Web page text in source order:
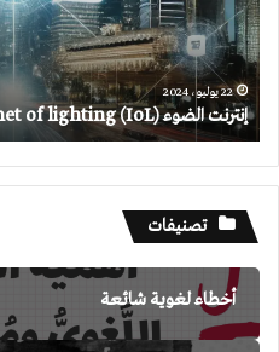
(IoL)
22 يوليو، 2024
إنترنت الضوء Internet of lighting (IoL)
تصنيفات
أخطاء لغوية شائعة